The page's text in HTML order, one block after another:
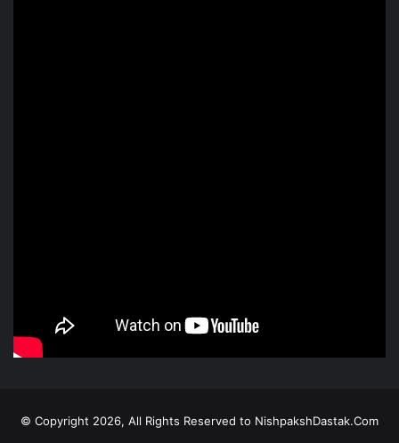
© Copyright 2026, All Rights Reserved to NishpakshDastak.Com